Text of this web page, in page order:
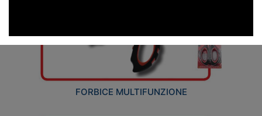
FORBICE MULTIFUNZIONE